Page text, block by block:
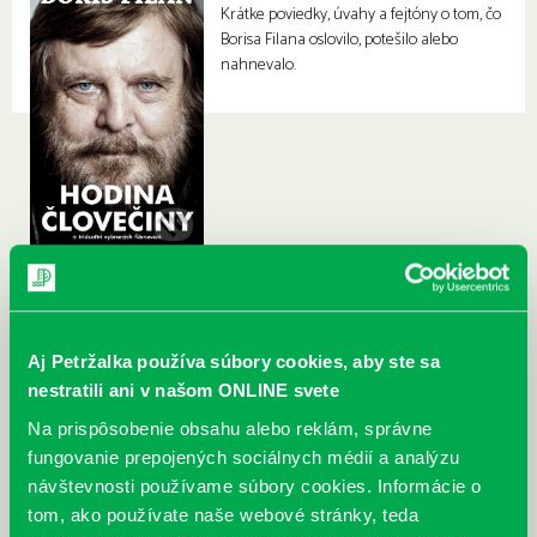
Aj Petržalka používa súbory cookies, aby ste sa
nestratili ani v našom ONLINE svete
Na prispôsobenie obsahu alebo reklám, správne
fungovanie prepojených sociálnych médií a analýzu
návštevnosti používame súbory cookies. Informácie o
tom, ako používate naše webové stránky, teda
Krátke poviedky, úvahy a fejtóny o tom, čo
Borisa Filana oslovilo, potešilo alebo
nahnevalo.